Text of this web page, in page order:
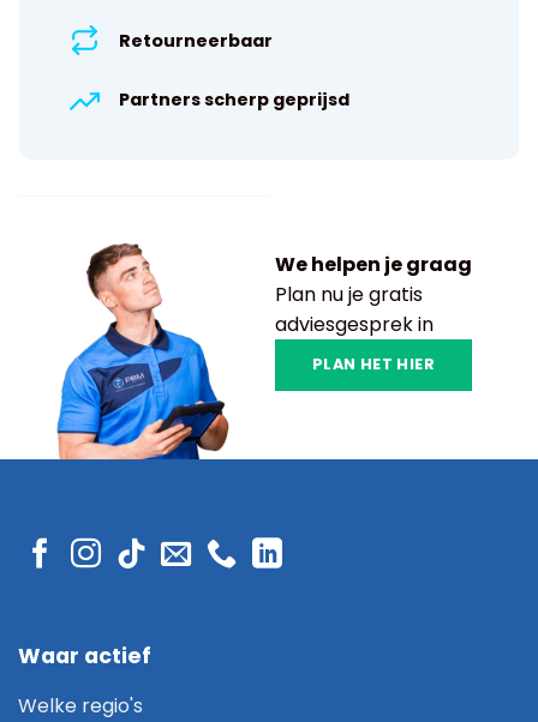
We helpen je graag
Plan nu je gratis
adviesgesprek in
PLAN HET HIER
Retourneerbaar
Partners scherp geprijsd
Waar actief
Welke regio's